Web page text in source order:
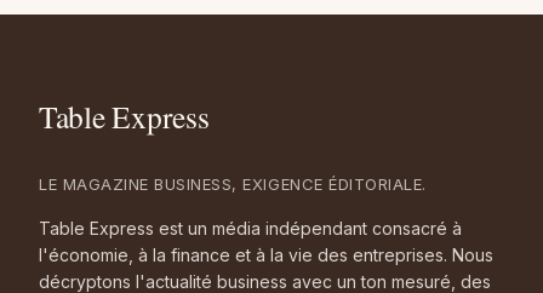
LE MAGAZINE BUSINESS, EXIGENCE ÉDITORIALE.
Table Express est un média indépendant consacré à
l'économie, à la finance et à la vie des entreprises. Nous
décryptons l'actualité business avec un ton mesuré, des